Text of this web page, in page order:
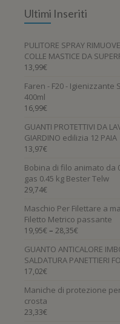
Ultimi Inseriti
PULITORE SPRAY
COLLE MASTICE DA
13,99€
Faren - F20 - Igienizzante
400ml
16,99€
GUANTI PROTETTIVI DA
GIARDINO edilizia 12 PAIA
13,97€
Bobina di filo animato da
gas 0.45 kg Bester Telw
29,74€
Maschio Per Filettare a
Filetto Metrico passante
19,95€ – 28,35€
GUANTO ANTICALORE
SALDATURA PANETTIERI
17,02€
Maniche di protezione
crosta
23,33€